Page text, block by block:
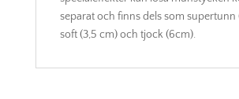
separat och finns dels som supertunn
soft (3,5 cm) och tjock (6cm).